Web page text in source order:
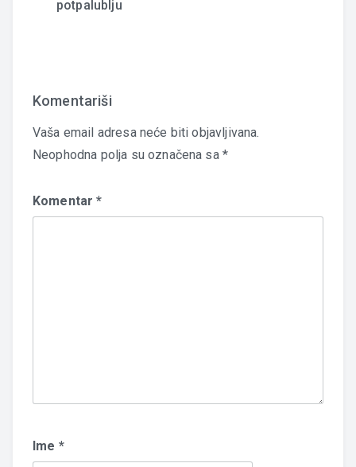
potpalublju
Komentariši
Vaša email adresa neće biti objavljivana.
Neophodna polja su označena sa *
Komentar*
Ime *